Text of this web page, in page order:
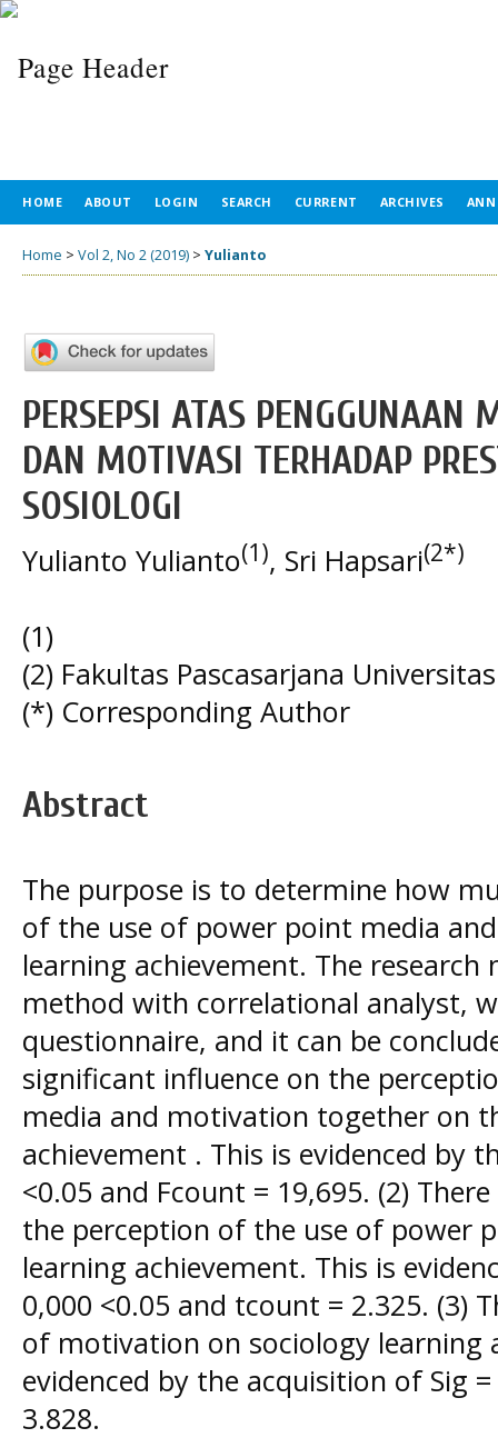
HOME ABOUT LOGIN SEARCH CURRENT ARCHIVES
Home > Vol 2, No 2 (2019) > Yulianto
PERSEPSI ATAS PENGGUNAAN
DAN MOTIVASI TERHADAP
SOSIOLOGI
Yulianto Yulianto(1), Sri Hapsari(2*)
(1)
(2) Fakultas Pascasarjana
(*) Corresponding Author
Abstract
The purpose is to determine how
of the use of power point media
learning achievement. The research
method with correlational analyst,
questionnaire, and it can be
significant influence on the
media and motivation together on
achievement . This is evidenced by
<0.05 and Fcount = 19,695. (2)
the perception of the use of power
learning achievement. This is
0,000 <0.05 and tcount = 2.325. (3)
of motivation on sociology learning
evidenced by the acquisition of Sig
3.828.